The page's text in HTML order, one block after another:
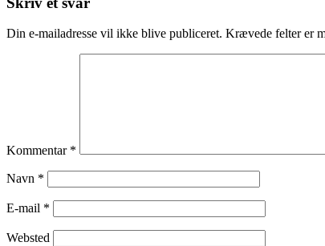
Din e-mailadresse vil ikke blive publiceret. Krævede felter er
Kommentar *
Navn *
E-mail *
Websted